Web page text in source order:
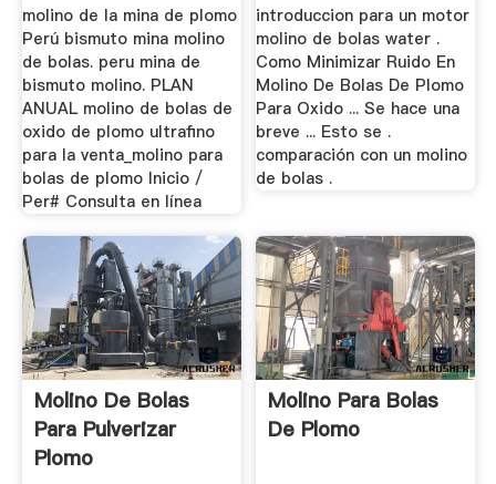
molino de la mina de plomo
Perú bismuto mina molino
de bolas. peru mina de
bismuto molino. PLAN
ANUAL molino de bolas de
oxido de plomo ultrafino
para la venta_molino para
bolas de plomo Inicio /
Per# Consulta en línea
introduccion para un motor
molino de bolas water .
Como Minimizar Ruido En
Molino De Bolas De Plomo
Para Oxido ... Se hace una
breve ... Esto se .
comparación con un molino
de bolas .
Molino De Bolas
Para Pulverizar
Plomo
Molino Para Bolas
De Plomo